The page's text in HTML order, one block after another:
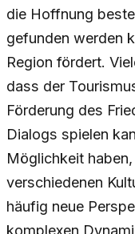
die Hoffnung
gefunden werden
Region fördert.
dass der
Förderung des
Dialogs spielen
Möglichkeit
verschiedenen
häufig neue